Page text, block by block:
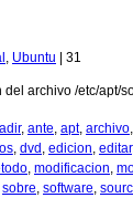
Ubuntu | 31
archivo /etc/apt/
, ante apt, archivo
dvd edicion editar,
modificacion
sobre software